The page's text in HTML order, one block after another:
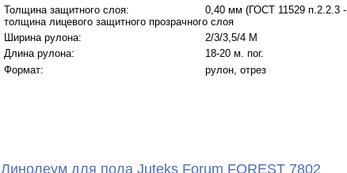
Толщина защитного слоя:
0,40 мм (ГОСТ 11529 п.2.2.3 -
толщина лицевого защитного прозрачного слоя
Ширина рулона:
2/3/3,5/4 M
Длина рулона:
18-20 м. пог.
Формат:
рулон, отрез
Линолеум для пола Juteks Forum FOREST 7802